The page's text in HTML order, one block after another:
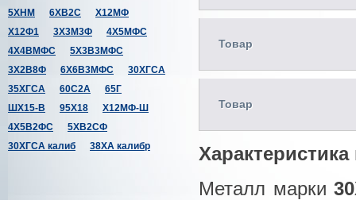
Товар
Товар
Металл марки
5ХНМ
6ХВ2С
Х12МФ
Х12Ф1
3Х3М3Ф
4Х5МФС
4Х4ВМФС
5Х3В3МФС
3Х2В8Ф
6Х6В3МФС
30ХГСА
35ХГСА
60С2А
65Г
ШХ15-В
95Х18
Х12МФ-Ш
4Х5В2ФС
5ХВ2СФ
30ХГСА калиб
38ХА калибр